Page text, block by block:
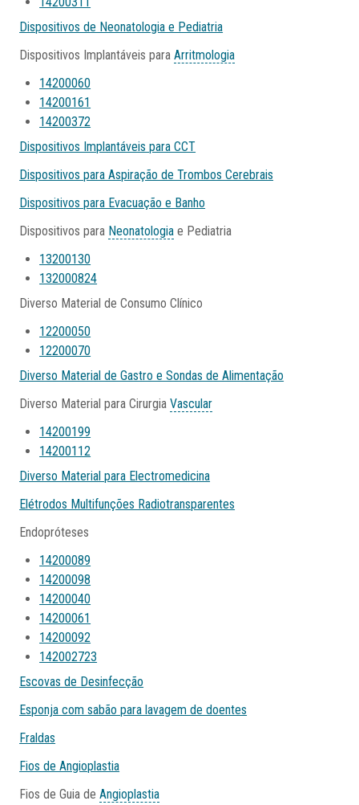
Dispositivos de Neonatologia e Pediatria
Dispositivos Implantáveis paraArritmologia
14200060
14200161
14200372
Dispositivos Implantáveis para CCT
Dispositivos para Aspiração de Trombos Cerebrais
Dispositivos para Evacuação e Banho
Dispositivos para Neonatologia e Pediatria
13200130
132000824
Diverso Material de Consumo Clínico
12200050
12200070
Diverso Material de Gastro e Sondas de Alimentação
Diverso Material para CirurgiaVascular
14200199
14200112
Diverso Material para Electromedicina
Elétrodos Multifunções Radiotransparentes
Endopróteses
14200089
14200098
14200040
14200061
14200092
142002723
Escovas de Desinfecção
Esponja com sabão para lavagem de doentes
Fraldas
Fios de Angioplastia
Fios de Guia deAngioplastia